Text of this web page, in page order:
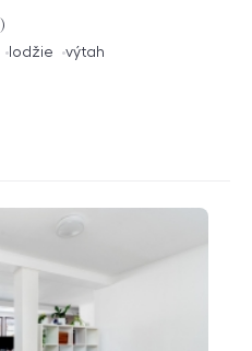
lodžie výtah